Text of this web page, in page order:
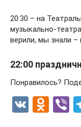
20:30 – на
музыкально-
верили, мы знали –
22:00
Понравилось?
V
O